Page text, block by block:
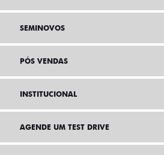
SEMINOVOS
PÓS VENDAS
INSTITUCIONAL
AGENDE UM TEST DRIVE